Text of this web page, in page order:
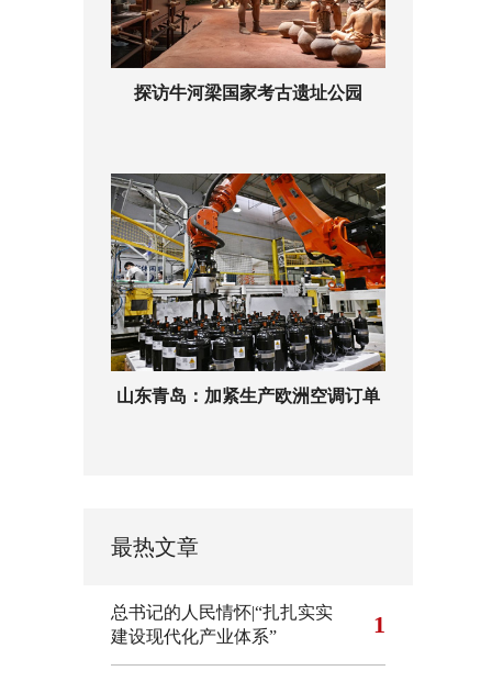
探访牛河梁国家考古遗址公园
山东青岛：加紧生产欧洲空调订单
最热文章
总书记的人民情怀|“扎扎实实
建设现代化产业体系”
1